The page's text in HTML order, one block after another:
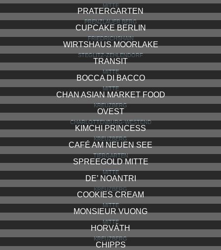
MITTE
PRATERGARTEN
PRENZLAUER BERG
CUPCAKE BERLIN
FRIEDRICHSHAIN
WIRTSHAUS MOORLAKE
STEGLITZ-ZEHLENDORF
TRANSIT
MITTE
BOCCA DI BACCO
MITTE
CHAN ASIAN MARKET FOOD
KREUZBERG
OVEST
CHARLOTTENBURG-WESTEND
KIMCHI PRINCESS
KREUZBERG
CAFÉ AM NEUEN SEE
TIERGARTEN
SPREEGOLD MITTE
MITTE
DE’ NOANTRI
KREUZBERG
COOKIES CREAM
MITTE
MONSIEUR VUONG
MITTE
HORVÁTH
KREUZBERG
CHIPPS